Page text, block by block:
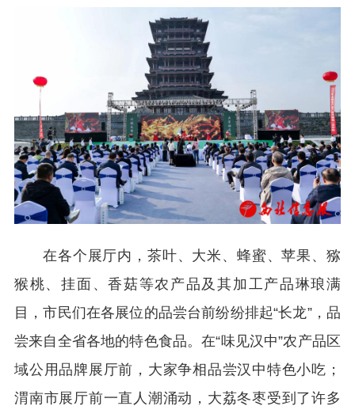
在各个展厅内，茶叶、大米、蜂蜜、苹果、猕
猴桃、挂面、香菇等农产品及其加工产品琳琅满
目，市民们在各展位的品尝台前纷纷排起“长龙”，品
尝来自全省各地的特色食品。在“味见汉中”农产品区
域公用品牌展厅前，大家争相品尝汉中特色小吃；
渭南市展厅前一直人潮涌动，大荔冬枣受到了许多